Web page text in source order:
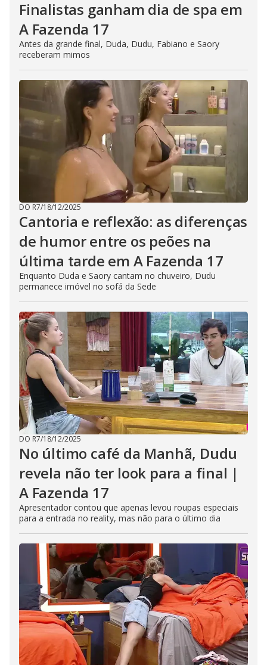
Finalistas ganham dia de spa em
A Fazenda 17
Antes da grande final, Duda, Dudu, Fabiano e Saory
receberam mimos
DO R7/18/12/2025
Cantoria e reflexão: as diferenças
de humor entre os peões na
última tarde em A Fazenda 17
Enquanto Duda e Saory cantam no chuveiro, Dudu
permanece imóvel no sofá da Sede
DO R7/18/12/2025
No último café da Manhã, Dudu
revela não ter look para a final |
A Fazenda 17
Apresentador contou que apenas levou roupas especiais
para a entrada no reality, mas não para o último dia